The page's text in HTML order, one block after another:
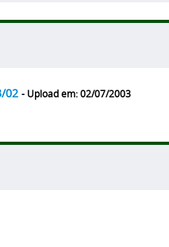
02 - Upload em: 02/07/2003